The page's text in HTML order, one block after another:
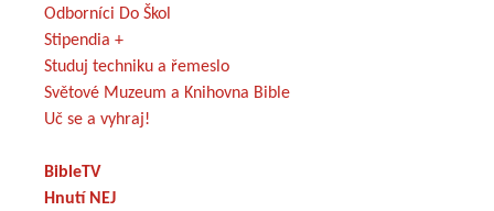
Odborníci Do Škol
Stipendia +
Studuj techniku a řemeslo
Světové Muzeum a Knihovna Bible
Uč se a vyhraj!
BibleTV
Hnutí NEJ